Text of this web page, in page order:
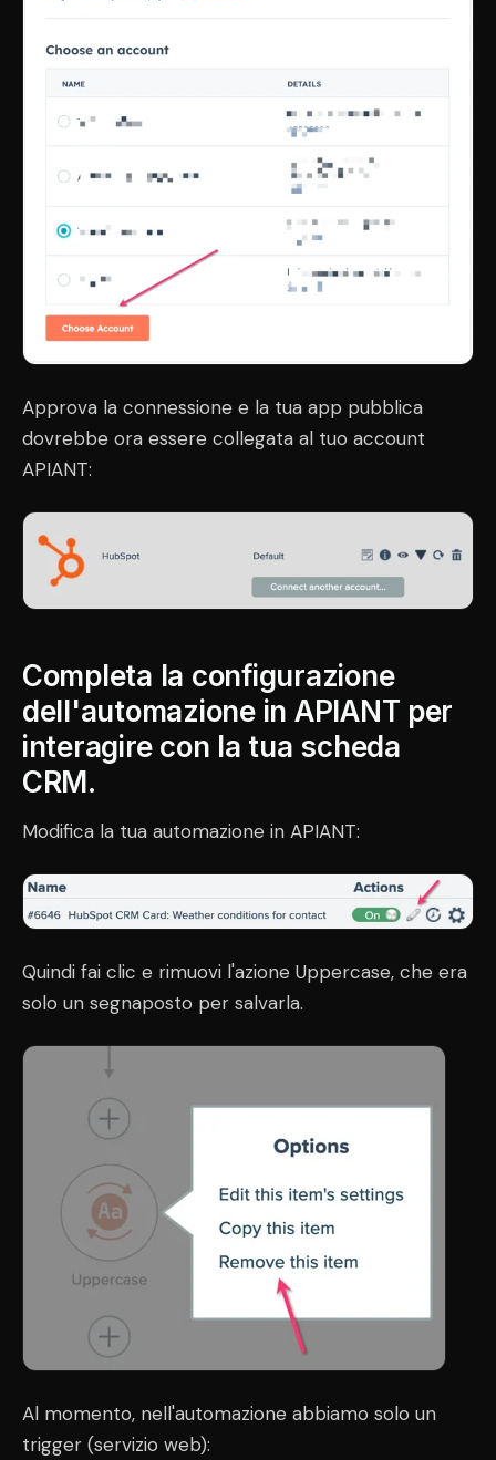
Approva la connessione e la tua app pubblica
dovrebbe ora essere collegata al tuo account
APIANT:
Completa la configurazione
dell'automazione in APIANT per
interagire con la tua scheda
CRM.
Modifica la tua automazione in APIANT:
Quindi fai clic e rimuovi l'azione Uppercase, che era
solo un segnaposto per salvarla.
Al momento, nell'automazione abbiamo solo un
trigger (servizio web):